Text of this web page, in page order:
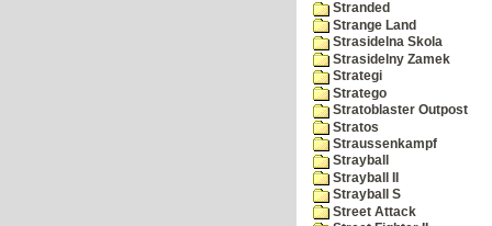
Stranded
Strange Land
Strasidelna Skola
Strasidelny Zamek
Strategi
Stratego
Stratoblaster Outpost
Stratos
Straussenkampf
Strayball
Strayball II
Strayball S
Street Attack